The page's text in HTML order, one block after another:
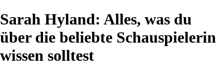
Sarah Hyland: Alles, was du
über die beliebte Schauspielerin
wissen solltest